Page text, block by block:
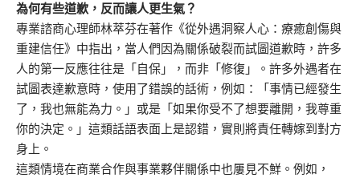
為何有些道歉，反而讓人更生氣？
專業諮商心理師林萃芬在著作 《從外遇洞察人心：療癒創傷與
重建信任》 中指出，當人們因為關係破裂而試圖道歉時，許多
人的第一反應往往是「自保」，而非「修復」。許多外遇者在
試圖表達歉意時，使用了錯誤的話術，例如：「事情已經發生
了，我也無能為力。」或是「如果你受不了想要離開，我尊重
你的決定。」這類話語表面上是認錯，實則將責任轉嫁到對方
身上。
這類情境在商業合作與事業夥伴關係中也屢見不鮮。例如，